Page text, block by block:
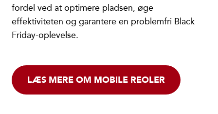
fordel ved at optimere pladsen, øge
effektiviteten og garantere en problemfri Black
Friday-oplevelse.
LÆS MERE OM MOBILE REOLER